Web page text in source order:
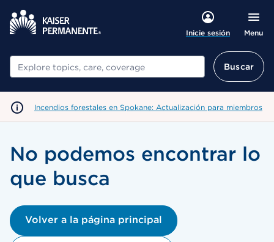
Inicie sesión Menu
Buscar Buscar
Incendios forestales en Spokane: Actualización para miembros
No podemos encontrar lo
que busca
Volver a la página principal